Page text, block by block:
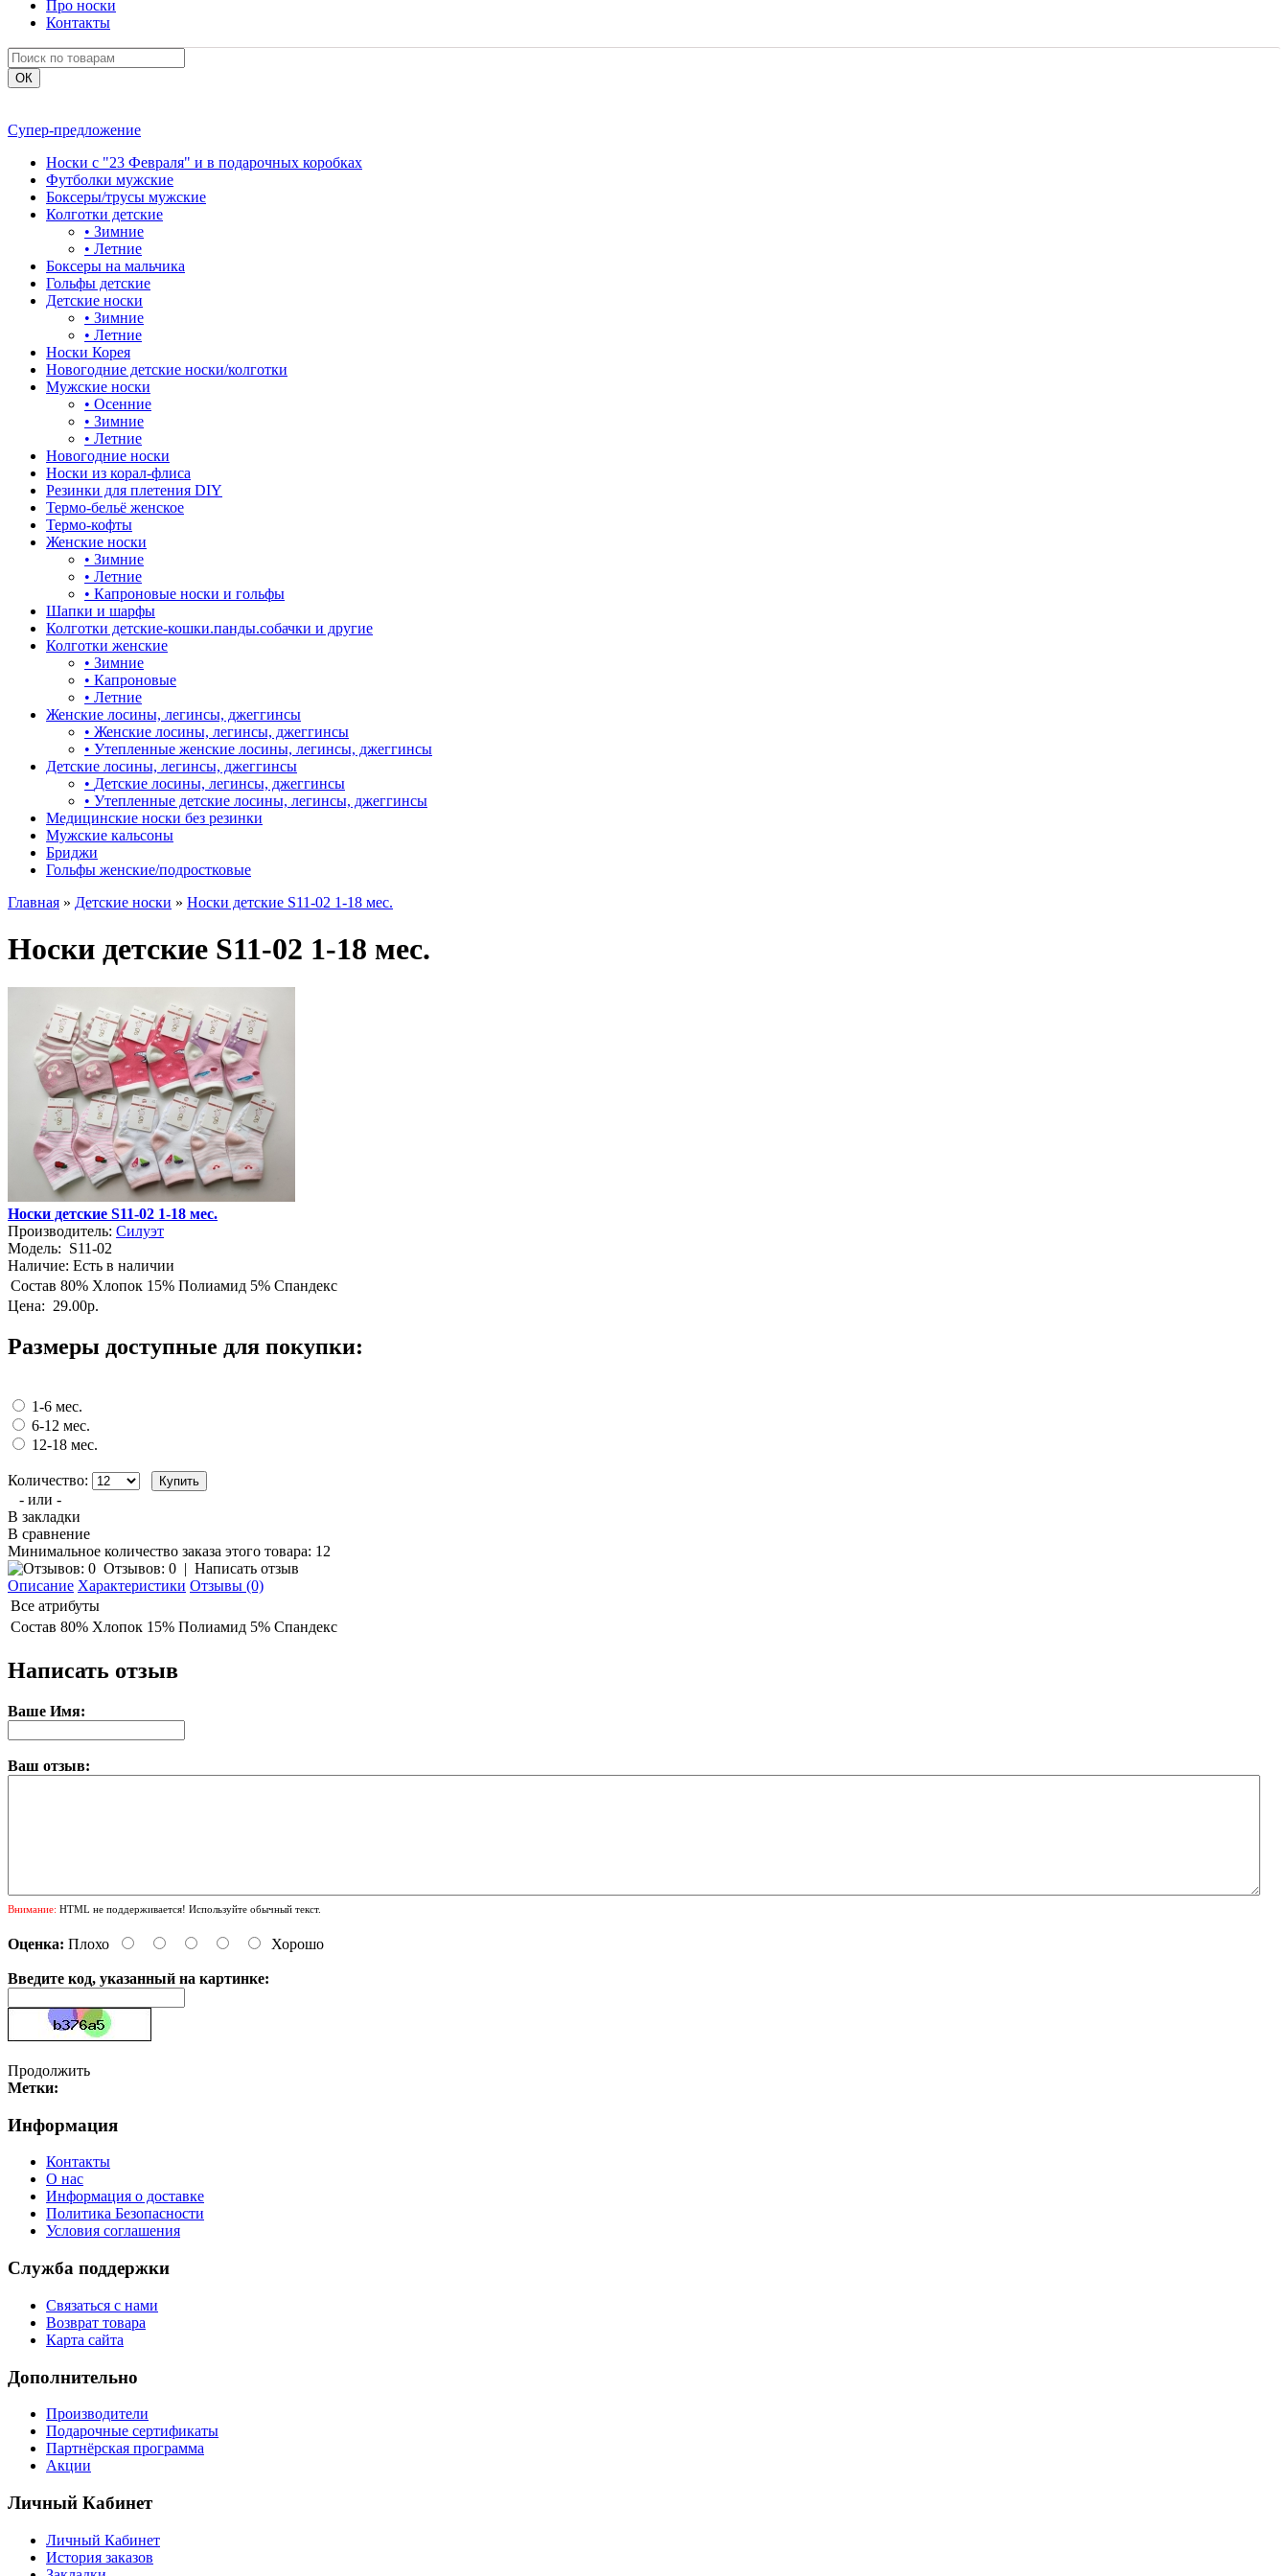
Про носки
Контакты
Супер-предложение
Носки с "23 Февраля" и в подарочных коробках
Футболки мужские
Боксеры/трусы мужские
Колготки детские
• Зимние
• Летние
Боксеры на мальчика
Гольфы детские
Детские носки
• Зимние
• Летние
Носки Корея
Новогодние детские носки/колготки
Мужские носки
• Осенние
• Зимние
• Летние
Новогодние носки
Носки из корал-флиса
Резинки для плетения DIY
Термо-бельё женское
Термо-кофты
Женские носки
• Зимние
• Летние
• Капроновые носки и гольфы
Шапки и шарфы
Колготки детские-кошки.панды.собачки и другие
Колготки женские
• Зимние
• Капроновые
• Летние
Женские лосины, легинсы, джеггинсы
• Женские лосины, легинсы, джеггинсы
• Утепленные женские лосины, легинсы, джеггинсы
Детские лосины, легинсы, джеггинсы
• Детские лосины, легинсы, джеггинсы
• Утепленные детские лосины, легинсы, джеггинсы
Медицинские носки без резинки
Мужские кальсоны
Бриджи
Гольфы женские/подростковые
Главная » Детские носки » Носки детские S11-02 1-18 мес.
Носки детские S11-02 1-18 мес.
Носки детские S11-02 1-18 мес.
Производитель: Силуэт
Модель: S11-02
Наличие: Есть в наличии
Состав 80% Хлопок 15% Полиамид 5% Спандекс
Цена: 29.00р.
Размеры доступные для покупки:
1-6 мес.
6-12 мес.
12-18 мес.
Количество:
- или -
В закладки
В сравнение
Минимальное количество заказа этого товара: 12
Отзывов: 0 | Написать отзыв
Описание Характеристики Отзывы (0)
Все атрибуты
Состав 80% Хлопок 15% Полиамид 5% Спандекс
Написать отзыв
Ваше Имя:
Ваш отзыв:
Внимание: HTML не поддерживается! Используйте обычный текст.
Оценка: Плохо Хорошо
Введите код, указанный на картинке:
Продолжить
Метки:
Информация
Контакты
О нас
Информация о доставке
Политика Безопасности
Условия соглашения
Служба поддержки
Связаться с нами
Возврат товара
Карта сайта
Дополнительно
Производители
Подарочные сертификаты
Партнёрская программа
Акции
Личный Кабинет
Личный Кабинет
История заказов